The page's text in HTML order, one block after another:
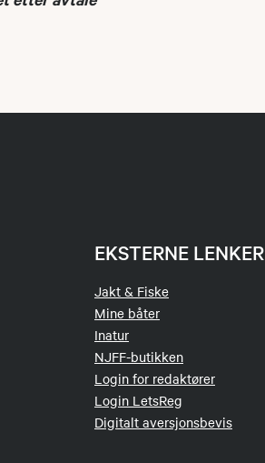
EKSTERNE LENKER
Jakt & Fiske
Mine båter
Inatur
NJFF-butikken
Login for redaktører
Login LetsReg
Digitalt aversjonsbevis